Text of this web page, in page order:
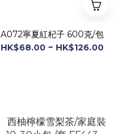
A072寧夏紅杞子 600克/包
HK$68.00 ~ HK$126.00